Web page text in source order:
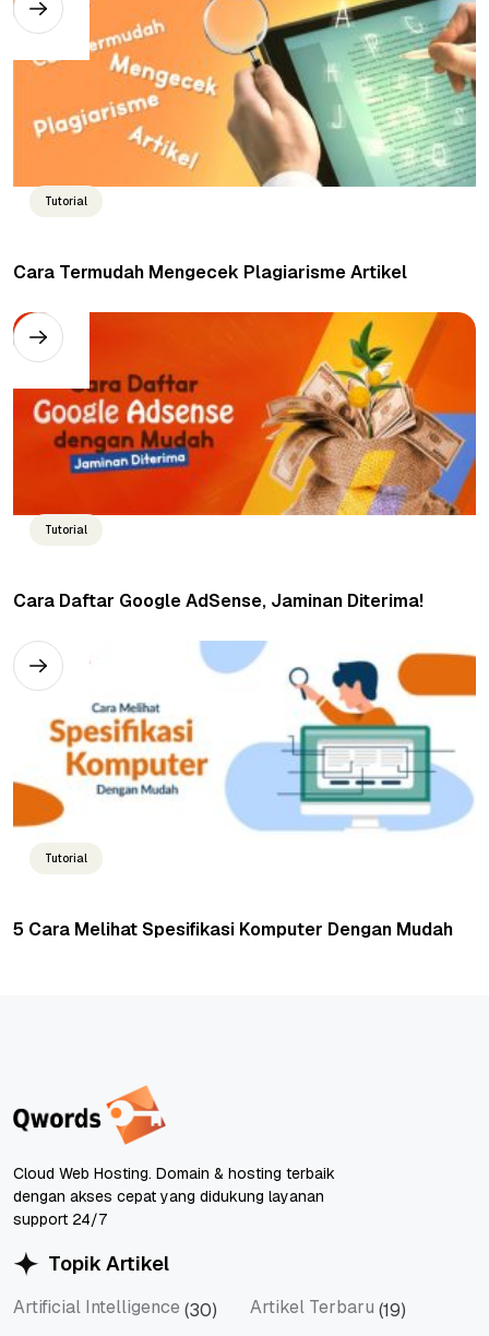
Tutorial
Cara Termudah Mengecek Plagiarisme Artikel
Tutorial
Cara Daftar Google AdSense, Jaminan Diterima!
Tutorial
5 Cara Melihat Spesifikasi Komputer Dengan Mudah
Cloud Web Hosting. Domain & hosting terbaik
dengan akses cepat yang didukung layanan
support 24/7
Topik Artikel
Artificial Intelligence (30) Artikel Terbaru (19)